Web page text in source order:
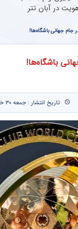
در آبان تتر
جهانی باشگاه‌ها!
باشگاه‌ها!
تاریخ انتشار : جمعه ۳۰ خرداد ۱۴۰۴ | ۱۳:۴۱